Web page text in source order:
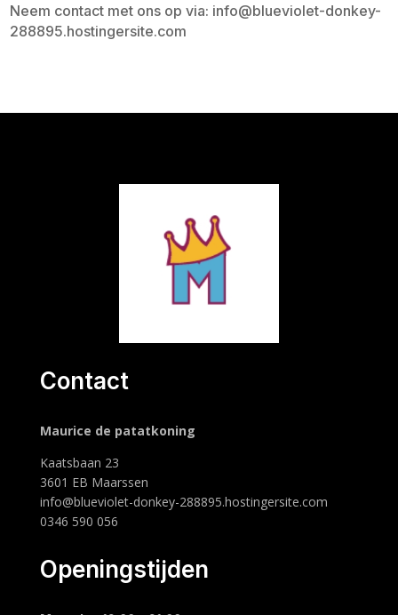
Neem contact met ons op via: info@blueviolet-donkey-
288895.hostingersite.com
Contact
Maurice de patatkoning
Kaatsbaan 23
3601 EB Maarssen
info@blueviolet-donkey-288895.hostingersite.com
0346 590 056
Openingstijden